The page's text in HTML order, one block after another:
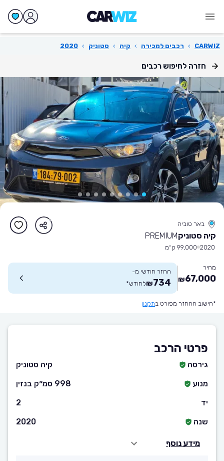
CARWIZ
› רכבים למכירה › קיה › סטוניק ›
2020
חזרה לחיפוש רכבים
באר טוביה
קיה סטוניקPREMIUM
2020 99,000 ק״מ
מחיר
67,000
₪
החזר חודשי מ-
734
₪לחודש*
*חישוב ההחזר מפורט בתקנון
פרטי הרכב
גירסה
קיה סטוניק
מנוע
998 סמ״ק בנזין
יד
2
שנה
2020
מידע נוסף